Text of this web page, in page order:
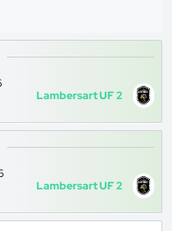
Lambersart UF 2
Lambersart UF 2